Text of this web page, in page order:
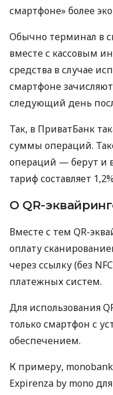
смартфоне» более
Обычно терминал в
вместе с кассовым
средства в случае
смартфоне
следующий день
Так, в ПриватБанк
суммы операций.
операций — берут и
тариф составляет
О QR-
Вместе с тем QR-
оплату
через ссылку (без
платежных систем.
Для использования
только смартфон с
обеспечением.
К примеру,
Expirenza by mono